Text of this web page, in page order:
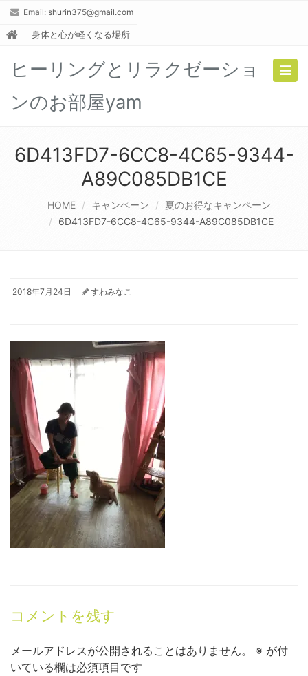
Email: shurin375@gmail.com
身体と心が軽くなる場所
ヒーリングとリラクゼーショ
ンのお部屋yam
6D413FD7-6CC8-4C65-9344-
A89C085DB1CE
HOME キャンペーン
夏のお得なキャンペーン
6D413FD7-6CC8-4C65-9344-A89C085DB1CE
2018年7月24日 すわみなこ
コメントを残す
メールアドレスが公開されることはありません。 ※ が付
いている欄は必須項目です